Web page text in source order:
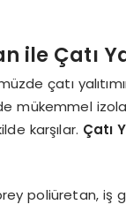
ile Çatı
çatı
mükemmel
karşılar. Çatı
poliüretan, iş